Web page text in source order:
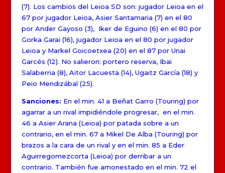
(7). Los cambios del Leioa SD son: jugador Leioa en el
67 por jugador Leioa, Asier Santamaria (7) en el 80
por Ander Gayoso (3), Iker de Eguino (6) en el 80 por
Gorka Garai (16), jugador Leioa en el 80 por jugador
Leioa y Markel Goicoetxea (20) en el 87 por Unai
Garcés (12). No salieron: portero reserva, Ibai
Salaberria (8), Aitor Lacuesta (14), Ugaitz García (18) y
Peio Mendizábal (25).
Sanciones: En el min. 41 a Beñat Garro (Touring) por
agarrar a un rival impidiéndole progresar, en el min.
46 a Asier Arana (Leioa) por patada sobre a un
contrario, en el min. 67 a Mikel De Alba (Touring) por
brazos a la cara de un rival y en el min. 85 a Eder
Aguirregomezcorta (Leioa) por derribar a un
contrario. También fue amonestado en el min. 72 el